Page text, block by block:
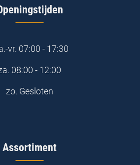
vr. 07:00 - 17:30
08:00 - 12:00
zo. Gesloten
Assortiment